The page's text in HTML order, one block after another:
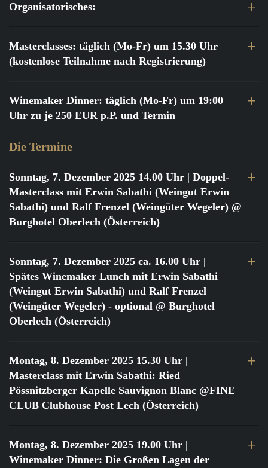
Organisatorisches:
Masterclasses: täglich (Mo-Fr) um 15.30 Uhr
(kostenlose Teilnahme nach Registrierung)
Winemaker Dinner: täglich (Mo-Fr) um 19:00
Uhr zu je 250 EUR p.P. und Termin
Die Termine
Sonntag, 7. Dezember 2025 14.00 Uhr | Doppel-
Masterclass mit Erwin Sabathi (Weingut Erwin
Sabathi) und Ralf Frenzel (Weingüter Wegeler) @
Burghotel Oberlech (Österreich)
Sonntag, 7. Dezember 2025 ca. 16.00 Uhr |
Spätes Winemaker Lunch mit Erwin Sabathi
(Weingut Erwin Sabathi) und Ralf Frenzel
(Weingüter Wegeler) - optional @ Burghotel
Oberlech (Österreich)
Montag, 8. Dezember 2025 15.30 Uhr |
Masterclass mit Erwin Sabathi: Ried
Pössnitzberger Kapelle Sauvignon Blanc @FINE
CLUB Clubhouse Post Lech (Österreich)
Montag, 8. Dezember 2025 19.00 Uhr |
Winemaker Dinner: Die Großen Lagen der